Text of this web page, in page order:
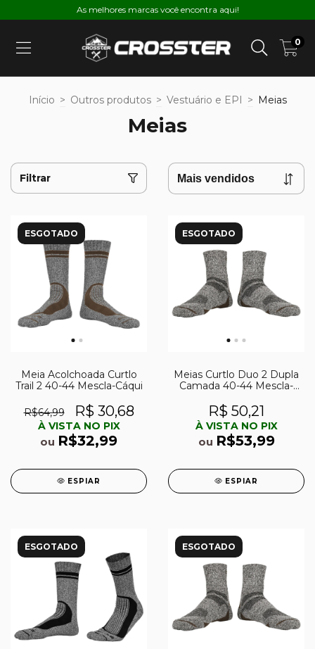
As melhores marcas você encontra aqui!
0
Início > Outros produtos > Vestuário e EPI > Meias
Meias
Filtrar
ESGOTADO
Meia Acolchoada Curtlo
Trail 2 40-44 Mescla-Cáqui
R$64,99 R$ 30,68
À VISTA NO PIX
ou R$32,99
ESPIAR
ESGOTADO
Meias Curtlo Duo 2 Dupla
Camada 40-44 Mescla-
R$ 50,21
À VISTA NO PIX
ou R$53,99
ESPIAR
ESGOTADO ESGOTADO